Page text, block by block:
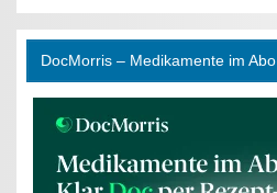
DocMorris – Medikamente im Abo